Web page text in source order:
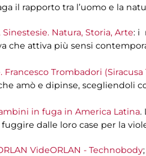
rapporto tra l’uomo e la
Natura, Storia, Arte: i
che attiva più sensi
Trombadori (Siracusa
amò e dipinse, scegliendoli
in fuga in America Latina.
dalle loro case per la
VideORLAN - Technobody